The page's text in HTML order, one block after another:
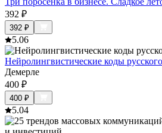
392 ₽
392 ₽
5.06
Нейролингвистические коды
Демерле
400 ₽
400 ₽
5.04